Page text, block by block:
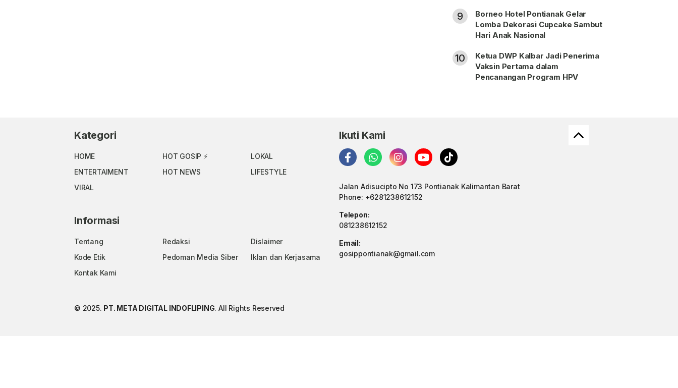
9
Borneo Hotel Pontianak Gelar
Lomba Dekorasi Cupcake Sambut
Hari Anak Nasional
10
Ketua DWP Kalbar Jadi Penerima
Vaksin Pertama dalam
Pencanangan Program HPV
Kategori
HOME HOT GOSIP ⚡
LOKAL
ENTERTAIMENT
HOT NEWS
LIFESTYLE
VIRAL
Informasi
Tentang Redaksi
Dislaimer
Kode Etik
Pedoman Media Siber
Iklan dan Kerjasama
Kontak Kami
Ikuti Kami
Jalan Adisucipto No 173 Pontianak Kalimantan Barat
Phone: +6281238612152
Telepon:
081238612152
Email:
gosippontianak@gmail.com
© 2025. PT. META DIGITAL INDOFLIPING. All Rights Reserved